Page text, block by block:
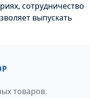
сотрудничество
выпускать
товаров.